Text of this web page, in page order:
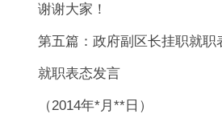
谢谢大家！
第五篇：政府副区长挂职就职
就职表态发言
（2014年*月**日）